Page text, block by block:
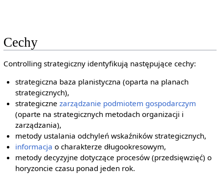
Cechy
Controlling strategiczny identyfikują następujące cechy:
strategiczna baza planistyczna (oparta na planach
strategicznych),
strategicznezarządzanie podmiotem gospodarczym
(oparte na strategicznych metodach organizacji i
zarządzania),
metody ustalania odchyleń wskaźników strategicznych,
informacja o charakterze długookresowym,
metody decyzyjne dotyczące procesów (przedsięwzięć) o
horyzoncie czasu ponad jeden rok.